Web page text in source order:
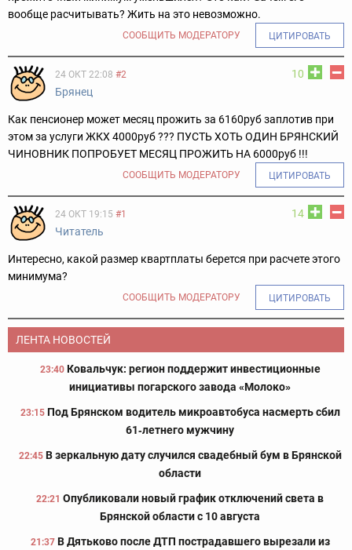
вообще расчитывать? Жить на это невозможно.
СООБЩИТЬ МОДЕРАТОРУ ЦИТИРОВАТЬ
10
24 ОКТ 22:08 #2
Брянец
Как пенсионер может месяц прожить за 6160руб заплотив при
этом за услуги ЖКХ 4000руб ??? ПУСТЬ ХОТЬ ОДИН БРЯНСКИЙ
ЧИНОВНИК ПОПРОБУЕТ МЕСЯЦ ПРОЖИТЬ НА 6000руб !!!
СООБЩИТЬ МОДЕРАТОРУ ЦИТИРОВАТЬ
14
24 ОКТ 19:15 #1
Читатель
Интересно, какой размер квартплаты берется при расчете этого
минимума?
СООБЩИТЬ МОДЕРАТОРУ ЦИТИРОВАТЬ
ЛЕНТА НОВОСТЕЙ
23:40 Ковальчук: регион поддержит инвестиционные
инициативы погарского завода «Молоко»
23:15 Под Брянском водитель микроавтобуса насмерть сбил
61‑летнего мужчину
22:45 В зеркальную дату случился свадебный бум в Брянской
области
22:21 Опубликовали новый график отключений света в
Брянской области с 10 августа
21:37 В Дятьково после ДТП пострадавшего вырезали из